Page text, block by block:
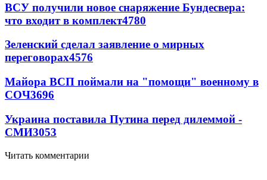
ВСУ получили новое снаряжение Бундесвера:
что входит в комплект4780
Зеленский сделал заявление о мирных
переговорах4576
Майора ВСП поймали на "помощи" военному в
СОЧ3696
Украина поставила Путина перед дилеммой -
СМИ3053
Читать комментарии